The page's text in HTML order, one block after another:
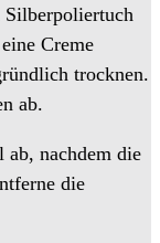
Silberpoliertuch
Creme
trocknen.
ab.
ab, nachdem die
die